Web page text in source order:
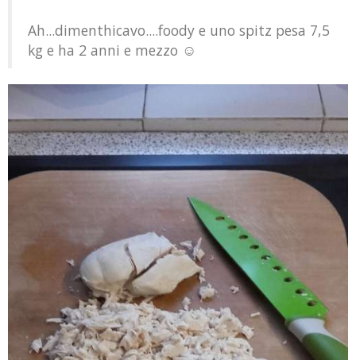
Ah...dimenthicavo....foody e uno spitz pesa 7,5
kg e ha 2 anni e mezzo ☺